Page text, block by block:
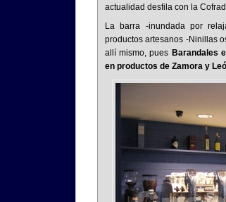
actualidad desfila con la
La barra -inundada por
productos artesanos -Ninillas
allí mismo, pues Barandales
en productos de Zamora y